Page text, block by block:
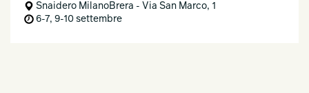
Snaidero MilanoBrera - Via San Marco, 1
6-7, 9-10 settembre